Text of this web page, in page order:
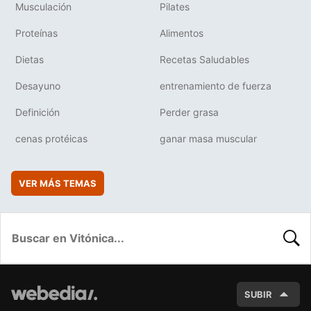
Musculación Pilates
Proteínas Alimentos
Dietas Recetas Saludables
Desayuno entrenamiento de fuerza
Definición Perder grasa
cenas protéicas ganar masa muscular
VER MÁS TEMAS
SUBIR